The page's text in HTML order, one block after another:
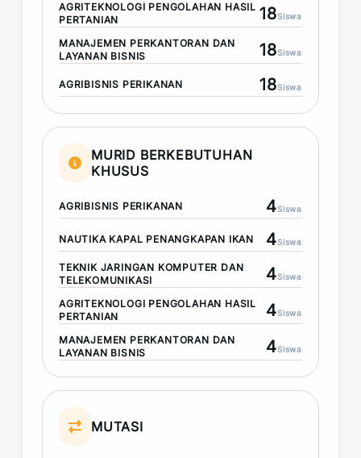
AGRITEKNOLOGI PENGOLAHAN HASIL
PERTANIAN
18Siswa
MANAJEMEN PERKANTORAN DAN
LAYANAN BISNIS
18Siswa
AGRIBISNIS PERIKANAN 18Siswa
MURID BERKEBUTUHAN
KHUSUS
AGRIBISNIS PERIKANAN 4Siswa
NAUTIKA KAPAL PENANGKAPAN IKAN 4Siswa
TEKNIK JARINGAN KOMPUTER DAN
TELEKOMUNIKASI
4Siswa
AGRITEKNOLOGI PENGOLAHAN HASIL
PERTANIAN
4Siswa
MANAJEMEN PERKANTORAN DAN
LAYANAN BISNIS
4Siswa
MUTASI